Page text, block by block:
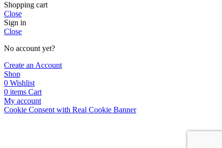
Shopping cart
Close
Sign in
Close
No account yet?
Create an Account
Shop
0 Wishlist
0 items Cart
My account
Cookie Consent with Real Cookie Banner